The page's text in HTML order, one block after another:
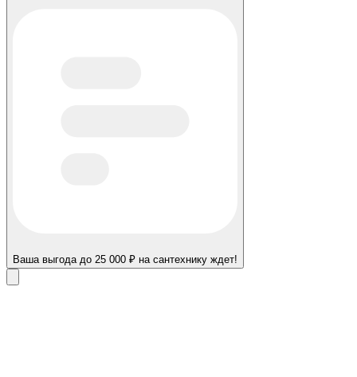
Ваша выгода до 25 000 ₽ на сантехнику ждет!